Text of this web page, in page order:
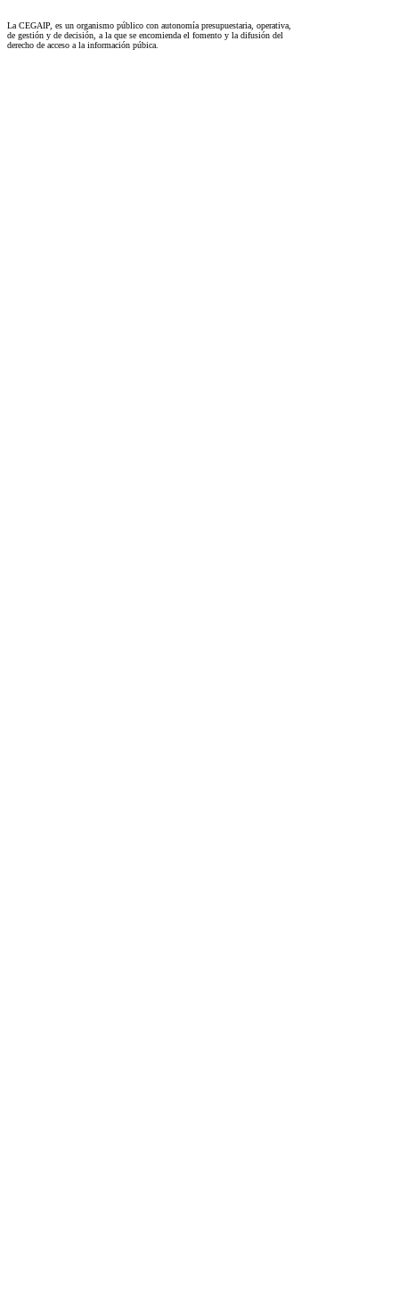
La CEGAIP, es un organismo público con autonomía presupuestaria, operativa,
de gestión y de decisión, a la que se encomienda el fomento y la difusión del
derecho de acceso a la información púbica.